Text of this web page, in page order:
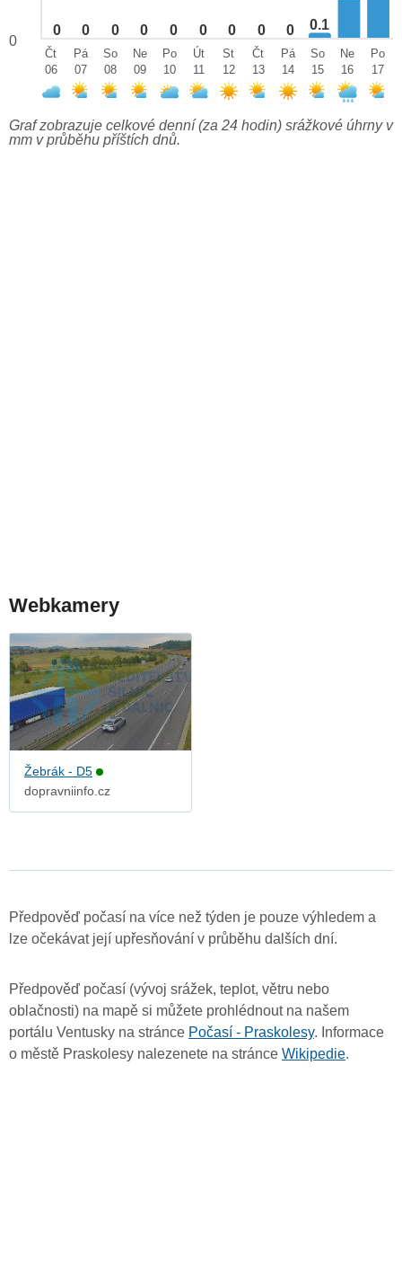
0 0 0 0 0 0 0 0 0 0.1
0
Čt
06
Pá
07
So
08
Ne
09
Po
10
Út
11
St
12
Čt
13
Pá
14
So
15
Ne
16
Po
17
Graf zobrazuje celkové denní (za 24 hodin) srážkové úhrny v
mm v průběhu příštích dnů.
Webkamery
Žebrák - D5
dopravniinfo.cz
Předpověď počasí na více než týden je pouze výhledem a
lze očekávat její upřesňování v průběhu dalších dní.
Předpověď počasí (vývoj srážek, teplot, větru nebo
oblačnosti) na mapě si můžete prohlédnout na našem
portálu Ventusky na stránce Počasí - Praskolesy. Informace
o městě Praskolesy nalezenete na stránce Wikipedie.